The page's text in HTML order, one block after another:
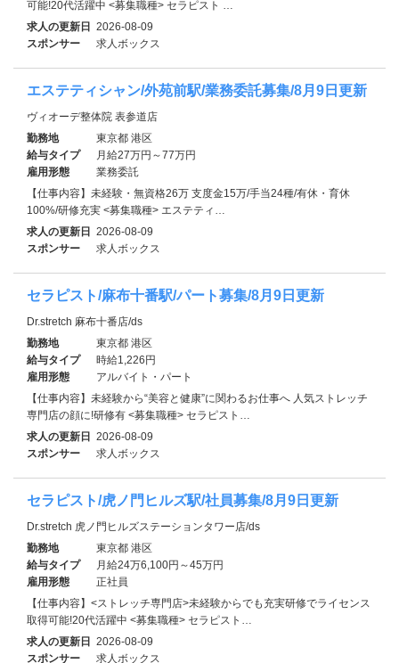
可能!20代活躍中 <募集職種> セラピスト …
求人の更新日 2026-08-09
スポンサー
求人ボックス
エステティシャン/外苑前駅/業務委託募集/8月9日更新
ヴィオーデ整体院 表参道店
勤務地
東京都 港区
給与タイプ
月給27万円～77万円
雇用形態
業務委託
【仕事内容】未経験・無資格26万 支度金15万/手当24種/有休・育休
100%/研修充実 <募集職種> エステティ…
求人の更新日 2026-08-09
スポンサー
求人ボックス
セラピスト/麻布十番駅/パート募集/8月9日更新
Dr.stretch 麻布十番店/ds
勤務地
東京都 港区
給与タイプ
時給1,226円
雇用形態
アルバイト・パート
【仕事内容】未経験から“美容と健康”に関わるお仕事へ 人気ストレッチ
専門店の顔に!研修有 <募集職種> セラピスト…
求人の更新日 2026-08-09
スポンサー
求人ボックス
セラピスト/虎ノ門ヒルズ駅/社員募集/8月9日更新
Dr.stretch 虎ノ門ヒルズステーションタワー店/ds
勤務地
東京都 港区
給与タイプ
月給24万6,100円～45万円
雇用形態
正社員
【仕事内容】<ストレッチ専門店>未経験からでも充実研修でライセンス
取得可能!20代活躍中 <募集職種> セラピスト…
求人の更新日 2026-08-09
スポンサー
求人ボックス